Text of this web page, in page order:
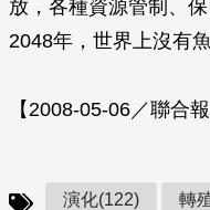
放，各種資源管制、
2048年，世界上沒有
【2008-05-06／聯合
演化(122) 轉